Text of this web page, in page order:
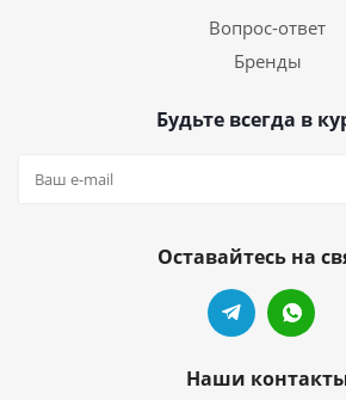
Вопрос-ответ
Бренды
Будьте всегда в
Оставайтесь на
Наши